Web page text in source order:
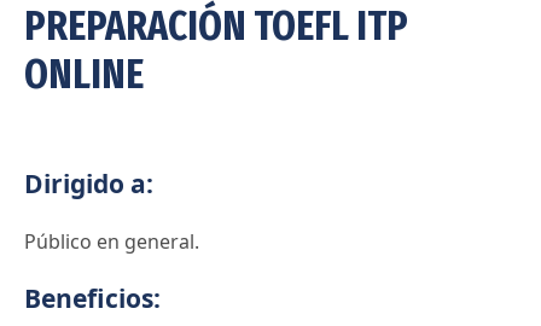
PREPARACIÓN TOEFL ITP
ONLINE
Dirigido a:
Público en general.
Beneficios: